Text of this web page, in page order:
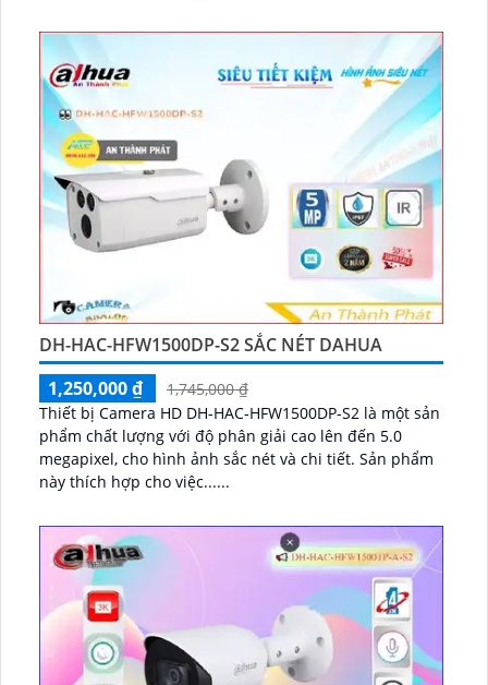
DH-HAC-HFW1500DP-S2 SẮC NÉT DAHUA
1,250,000 ₫
1,745,000 ₫
Thiết bị Camera HD DH-HAC-HFW1500DP-S2 là một sản
phẩm chất lượng với độ phân giải cao lên đến 5.0
megapixel, cho hình ảnh sắc nét và chi tiết. Sản phẩm
này thích hợp cho việc......